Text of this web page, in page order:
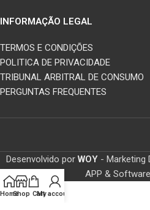
INFORMAÇÃO LEGAL
TERMOS E CONDIÇÕES
POLITICA DE PRIVACIDADE
TRIBUNAL ARBITRAL DE CONSUMO
PERGUNTAS FREQUENTES
Desenvolvido por WOY - Marketing
APP &
HomeShop Cart
My account